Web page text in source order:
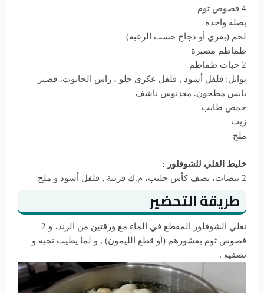
4 فصوص ثوم
بصلة واحدة
لحم (بقري أو دجاج حسب الرغبة)
طماطم مصبرة
2 حبات طماطم
توابل: فلفل أسود , فلفل عكري حلو ، راس الحانوت، قصبر
يابس مطحون. معدنوس ناشف
حمص طايب
زيت
ملح
خليط القلي للشوفلور :
2 بيضات، نصف كأس حليب، م.ك فرينة , فلفل أسود و ملح
طريقة التحضير
نغلي الشوفلور المقطع في الماء مع ورقتين من الرند، و 2
فصوص ثوم بقشورهم (أو قطع الليمون) , و لما يطيب نحيه و
نصفيه .